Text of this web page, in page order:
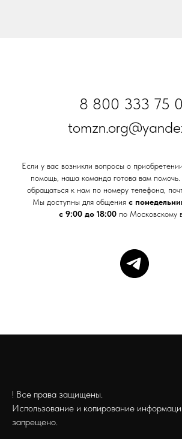
8 800 333 75
Если у вас возникли вопросы о
помощь, наша команда готова вам
обращаться к нам по номеру телефона,
Мы доступны для общения с
с 9:00 до 18:00по Московскому
! Все права защищены.
Использование и копирование
запрещено.